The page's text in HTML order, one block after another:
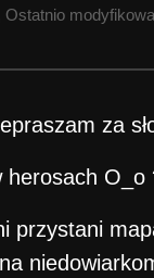
Ostatnio
za
herosach O_o
przystani